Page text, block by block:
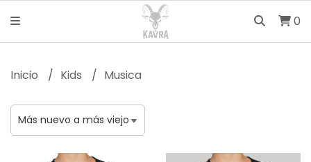
0
Inicio Kids Musica